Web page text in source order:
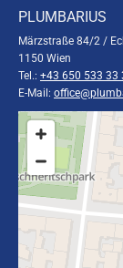
PLUMBARIUS
Märzstraße 84/2 /
1150 Wien
Tel.: +43 650 533 33
E-Mail: